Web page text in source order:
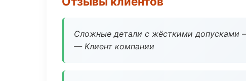
Сложные детали с жёсткими допусками
— Клиент компании